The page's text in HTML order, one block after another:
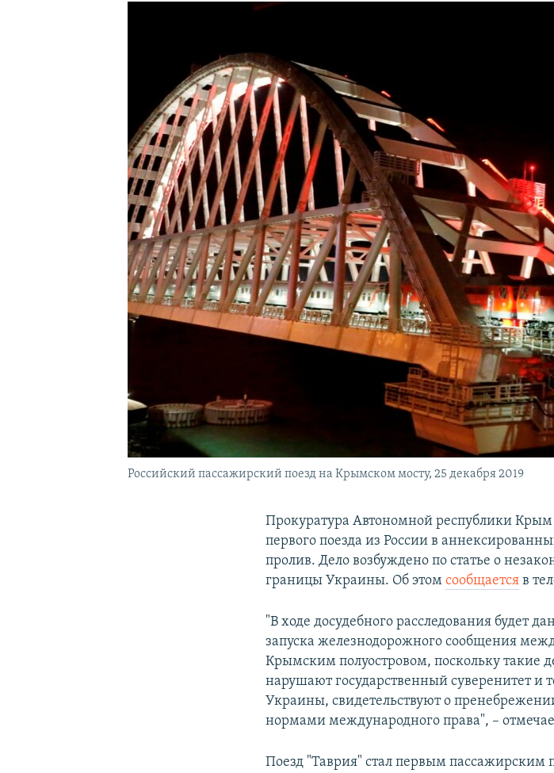
Российский пассажирский поезд на Крымском мосту, 25 декабря 2019
Прокуратура Автономной республики Крым
первого поезда из России в
пролив. Дело возбуждено по статье о
границы Украины. Об этомсообщается в
"В ходе досудебного расследования будет
запуска железнодорожного сообщения
Крымским полуостровом, поскольку такие
нарушают государственный суверенитет и
Украины, свидетельствуют о
нормами международного права", –
Поезд "Таврия" стал первым пассажирским